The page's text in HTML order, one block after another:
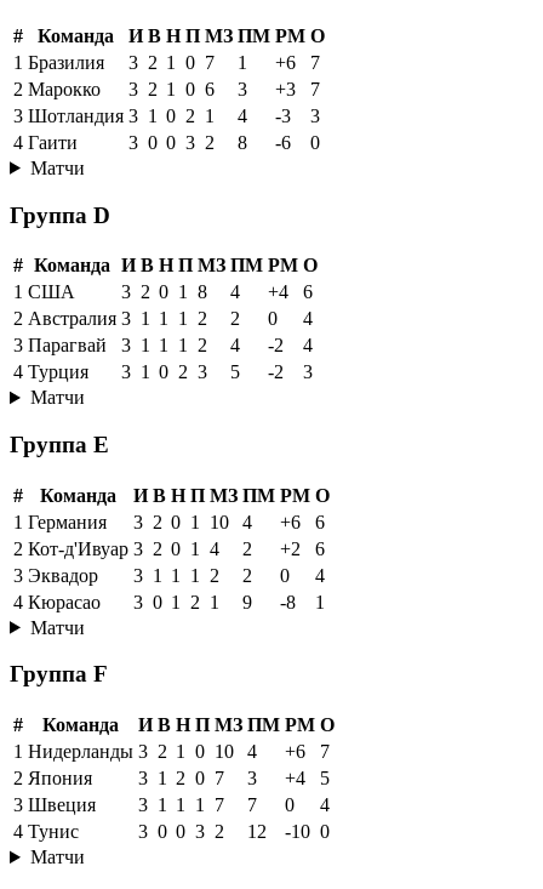
# Команда И В Н П МЗ ПМ РМ О
1 Бразилия 3 2 1 0 7 1 +6
7
2 Марокко 3 2 1 0 6 3 +3
7
3 Шотландия 3 1 0 2 1 4 -3
3
4 Гаити 3 0 0 3 2 8 -6
0
Матчи
Группа D
# Команда И В Н П МЗ ПМ РМ О
1 США 3 2 0 1 8 4 +4
6
2 Австралия 3 1 1 1 2 2 0
4
3 Парагвай 3 1 1 1 2 4 -2
4
4 Турция 3 1 0 2 3 5 -2
3
Матчи
Группа E
# Команда И В Н П МЗ ПМ РМ О
1 Германия 3 2 0 1 10 4 +6
6
2 Кот-д'Ивуар 3 2 0 1 4 2 +2
6
3 Эквадор 3 1 1 1 2 2 0
4
4 Кюрасао 3 0 1 2 1 9 -8
1
Матчи
Группа F
# Команда И В Н П МЗ ПМ РМ О
1 Нидерланды 3 2 1 0 10 4 +6
7
2 Япония 3 1 2 0 7 3 +4
5
3 Швеция 3 1 1 1 7 7 0
4
4 Тунис 3 0 0 3 2 12 -10 0
Матчи